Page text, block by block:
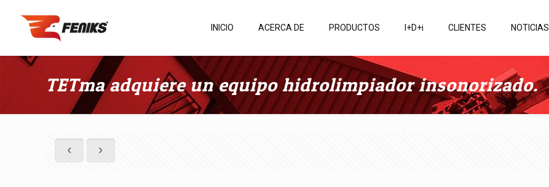
INICIO ACERCA DE PRODUCTOS I+D+i CLIENTES NOTICIAS
TETma adquiere un equipo hidrolimpiador insonorizado.